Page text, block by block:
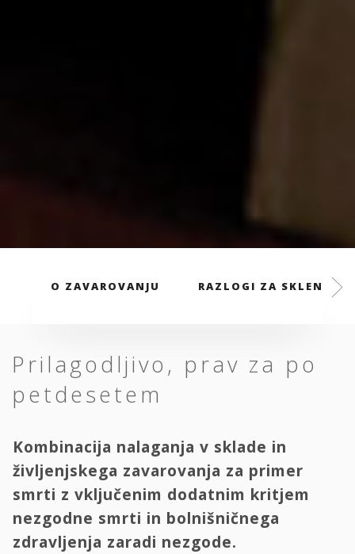
O ZAVAROVANJU RAZLOGI ZA SKLENITEV
Prilagodljivo, prav za po
petdesetem
Kombinacija nalaganja v sklade in
življenjskega zavarovanja za primer
smrti z vključenim dodatnim kritjem
nezgodne smrti in bolnišničnega
zdravljenja zaradi nezgode.